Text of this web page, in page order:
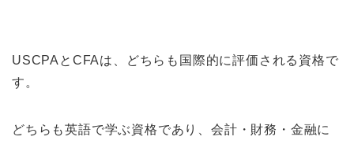
USCPAとCFAは、どちらも国際的に評価される資格で
す。
どちらも英語で学ぶ資格であり、会計・財務・金融に